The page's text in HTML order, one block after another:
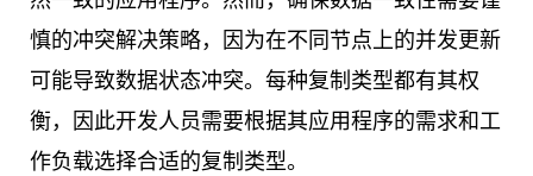
慎的冲突解决策略，因为在不同节点上的并发更新
可能导致数据状态冲突。每种复制类型都有其权
衡，因此开发人员需要根据其应用程序的需求和工
作负载选择合适的复制类型。